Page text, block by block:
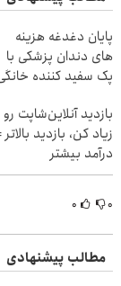
پایان دغدغه هزینه
های دندان پزشکی با
پک سفید کننده
بازدید آنلاین‌شاپت رو
زیاد کن، بازدید بالاتر
درآمد بیشتر
۰ ۰
مطالب پیشنهادی